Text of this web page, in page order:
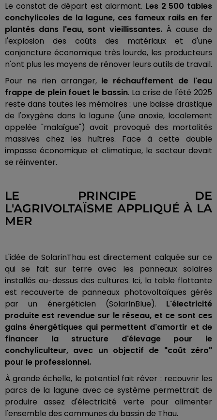
Le constat de départ est alarmant. Les 2 500 tables
conchylicoles de la lagune, ces fameux rails en fer
plantés dans l'eau, sont vieillissantes. À cause de
l'explosion des coûts des matériaux et d'une
conjoncture économique très lourde, les producteurs
n'ont plus les moyens de rénover leurs outils de travail.
Pour ne rien arranger,le réchauffement de l'eau
frappe de plein fouet le bassin. La crise de l'été 2025
reste dans toutes les mémoires : une baisse drastique
de l'oxygène dans la lagune (une anoxie, localement
appelée "malaïgue") avait provoqué des mortalités
massives chez les huîtres. Face à cette double
impasse économique et climatique, le secteur devait
se réinventer.
LE PRINCIPE DE
L'AGRIVOLTAÏSME APPLIQUÉ À LA
MER
L'idée de SolarinThau est directement calquée sur ce
qui se fait sur terre avec les panneaux solaires
installés au-dessus des cultures. Ici, la table flottante
est recouverte de panneaux photovoltaïques gérés
par un énergéticien (SolarInBlue). L'électricité
produite est revendue sur le réseau, et ce sont ces
gains énergétiques qui permettent d'amortir et de
financer la structure d'élevage pour le
conchyliculteur, avec un objectif de "coût zéro"
pour le professionnel.
À grande échelle, le potentiel fait rêver : recouvrir les
parcs de la lagune avec ce système permettrait de
produire assez d'électricité verte pour alimenter
l'ensemble des communes du bassin de Thau.